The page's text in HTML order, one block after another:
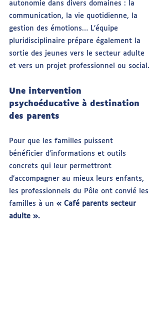
autonomie dans divers domaines : la
communication, la vie quotidienne, la
gestion des émotions… L’équipe
pluridisciplinaire prépare également la
sortie des jeunes vers le secteur adulte
et vers un projet professionnel ou social.
Une intervention
psychoéducative à destination
des parents
Pour que les familles puissent
bénéficier d’informations et outils
concrets qui leur permettront
d’accompagner au mieux leurs enfants,
les professionnels du Pôle ont convié les
familles à un « Café parents secteur
adulte ».